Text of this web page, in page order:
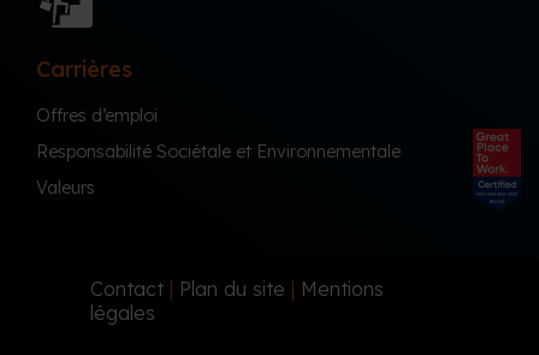
Carrières
Offres d’emploi
Responsabilité Sociétale et Environnementale
Valeurs
Contact | Plan du site | Mentions
légales